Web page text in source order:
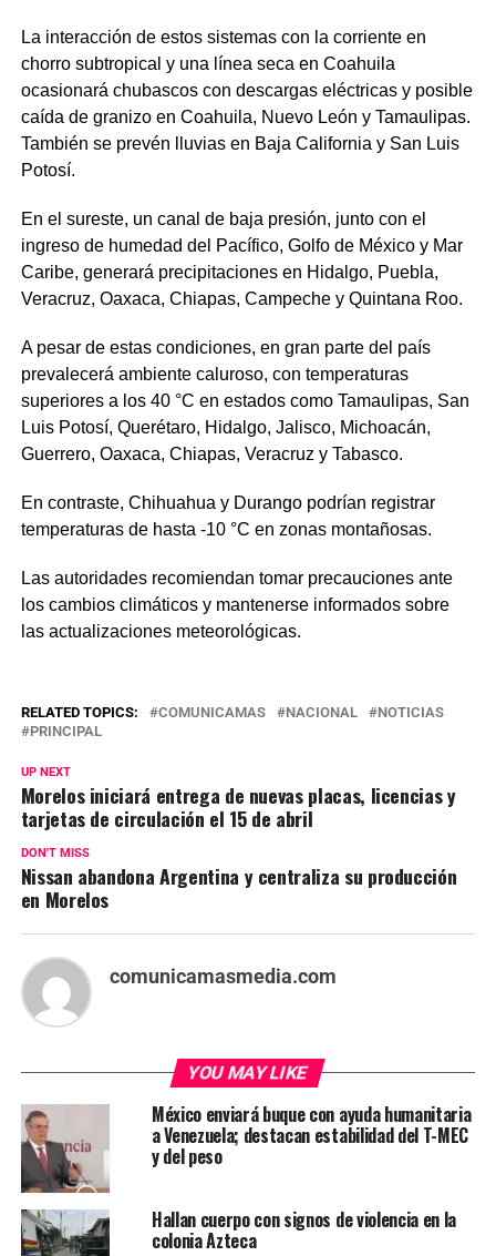
La interacción de estos sistemas con la corriente en
chorro subtropical y una línea seca en Coahuila
ocasionará chubascos con descargas eléctricas y posible
caída de granizo en Coahuila, Nuevo León y Tamaulipas.
También se prevén lluvias en Baja California y San Luis
Potosí.
En el sureste, un canal de baja presión, junto con el
ingreso de humedad del Pacífico, Golfo de México y Mar
Caribe, generará precipitaciones en Hidalgo, Puebla,
Veracruz, Oaxaca, Chiapas, Campeche y Quintana Roo.
A pesar de estas condiciones, en gran parte del país
prevalecerá ambiente caluroso, con temperaturas
superiores a los 40 °C en estados como Tamaulipas, San
Luis Potosí, Querétaro, Hidalgo, Jalisco, Michoacán,
Guerrero, Oaxaca, Chiapas, Veracruz y Tabasco.
En contraste, Chihuahua y Durango podrían registrar
temperaturas de hasta -10 °C en zonas montañosas.
Las autoridades recomiendan tomar precauciones ante
los cambios climáticos y mantenerse informados sobre
las actualizaciones meteorológicas.
RELATED TOPICS: COMUNICAMAS NACIONAL
NOTICIAS
PRINCIPAL
UP NEXT
Morelos iniciará entrega de nuevas placas, licencias y
tarjetas de circulación el 15 de abril
DON'T MISS
Nissan abandona Argentina y centraliza su producción
en Morelos
comunicamasmedia.com
YOU MAY LIKE
México enviará buque con ayuda humanitaria
a Venezuela; destacan estabilidad del T-MEC
y del peso
Hallan cuerpo con signos de violencia en la
colonia Azteca